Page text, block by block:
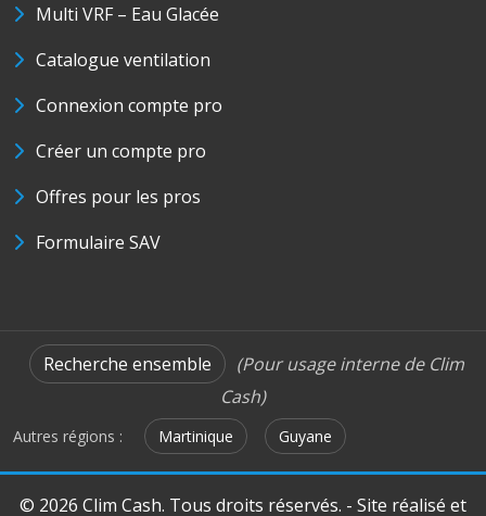
Multi VRF – Eau Glacée
Catalogue ventilation
Connexion compte pro
Créer un compte pro
Offres pour les pros
Formulaire SAV
Recherche ensemble
(Pour usage interne de Clim
Cash)
Autres régions : Martinique Guyane
© 2026 Clim Cash. Tous droits réservés. - Site réalisé et